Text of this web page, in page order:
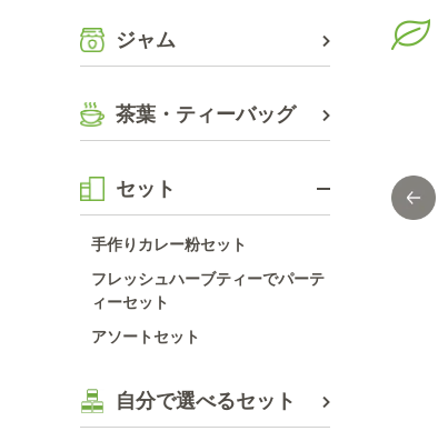
ジャム
茶葉・ティーバッグ
セット
手作りカレー粉セット
フレッシュハーブティーでパーテ
ィーセット
アソートセット
自分で選べるセット
セレクト アメリカ
産ガーリック/グラ
ニュール/100ｇ袋
シェフの一皿 ト